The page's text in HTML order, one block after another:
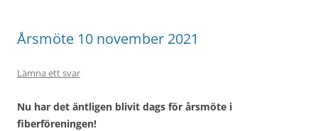
Årsmöte 10 november 2021
Lämna ett svar
Nu har det äntligen blivit dags för årsmöte i
fiberföreningen!